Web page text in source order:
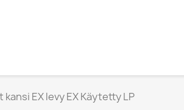
EX levy EX Käytetty LP